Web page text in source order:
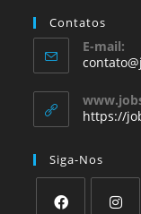
Contatos
E-mail:
https://
Siga-Nos